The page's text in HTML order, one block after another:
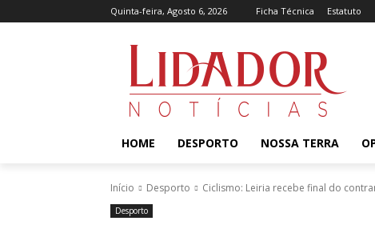
Quinta-feira, Agosto 6, 2026 Ficha Técnica Estatuto
HOME DESPORTO NOSSA TERRA
Início Desporto Ciclismo: Leiria recebe final do
Desporto